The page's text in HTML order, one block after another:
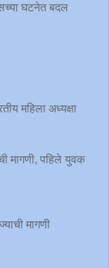
घटनेत बदल
महिला अध्यक्षा
मागणी, पहिले युवक
मागणी